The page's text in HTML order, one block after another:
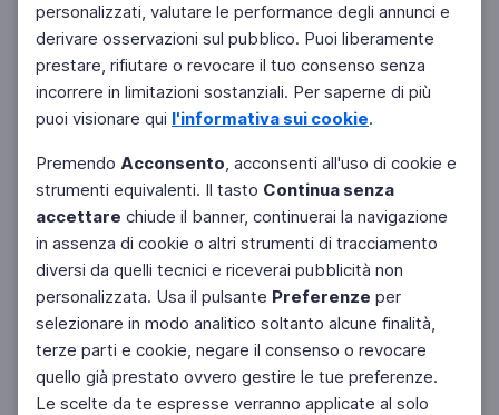
personalizzati, valutare le performance degli annunci e
derivare osservazioni sul pubblico. Puoi liberamente
prestare, rifiutare o revocare il tuo consenso senza
incorrere in limitazioni sostanziali. Per saperne di più
puoi visionare qui l'informativa sui cookie.
Premendo Acconsento, acconsenti all'uso di cookie e
strumenti equivalenti. Il tasto Continua senza
accettare chiude il banner, continuerai la navigazione
in assenza di cookie o altri strumenti di tracciamento
diversi da quelli tecnici e riceverai pubblicità non
personalizzata. Usa il pulsante Preferenze per
selezionare in modo analitico soltanto alcune finalità,
terze parti e cookie, negare il consenso o revocare
quello già prestato ovvero gestire le tue preferenze.
Le scelte da te espresse verranno applicate al solo
Facebook Twitter Instagram